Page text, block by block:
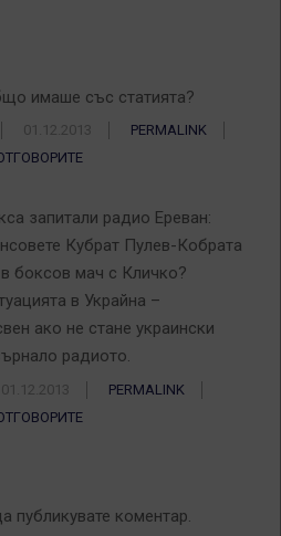
имаше със статията?
01.12.2013
PERMALINK
запитали радио Ереван:
Кубрат Пулев-Кобрата
боксов мач с Кличко?
в Украйна –
ако не стане украински
радиото.
01.12.2013
PERMALINK
публикувате коментар.